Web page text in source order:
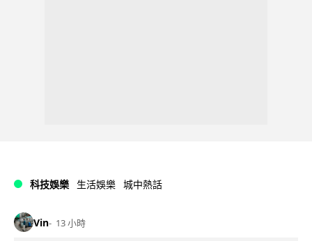
科技娛樂 生活娛樂 城中熱話
Vin 13 小時